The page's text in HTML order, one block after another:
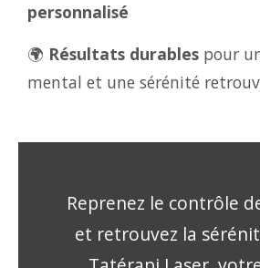
personnalisé
🌍 Résultats durables pour
mental et une sérénité
Reprenez le contrôle
et retrouvez la